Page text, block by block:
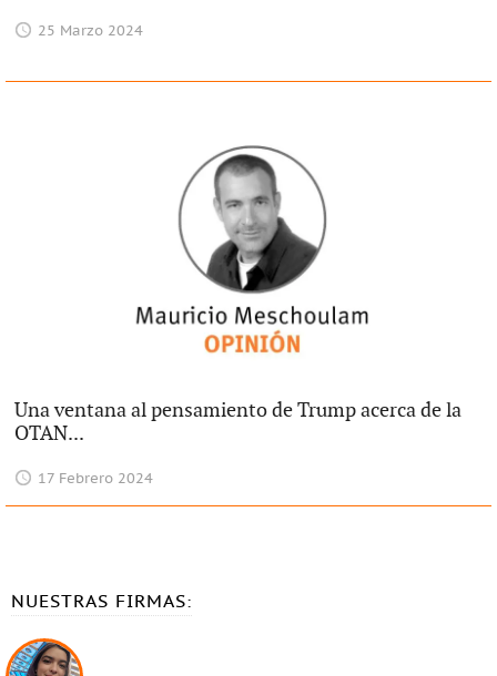
NUESTRAS FIRMAS:
25 Marzo 2024
Una ventana al pensamiento de Trump acerca de la
OTAN...
17 Febrero 2024